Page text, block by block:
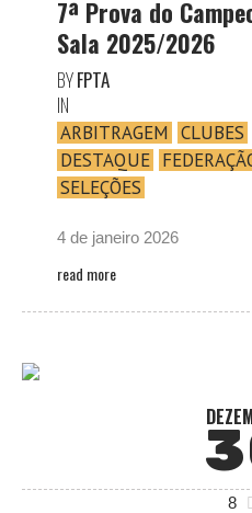
7ª Prova do
Sala 2025/2026
BYFPTA
IN
ARBITRAGEM CLUBES
DESTAQUE
SELEÇÕES
4 de janeiro 2026
read more
8